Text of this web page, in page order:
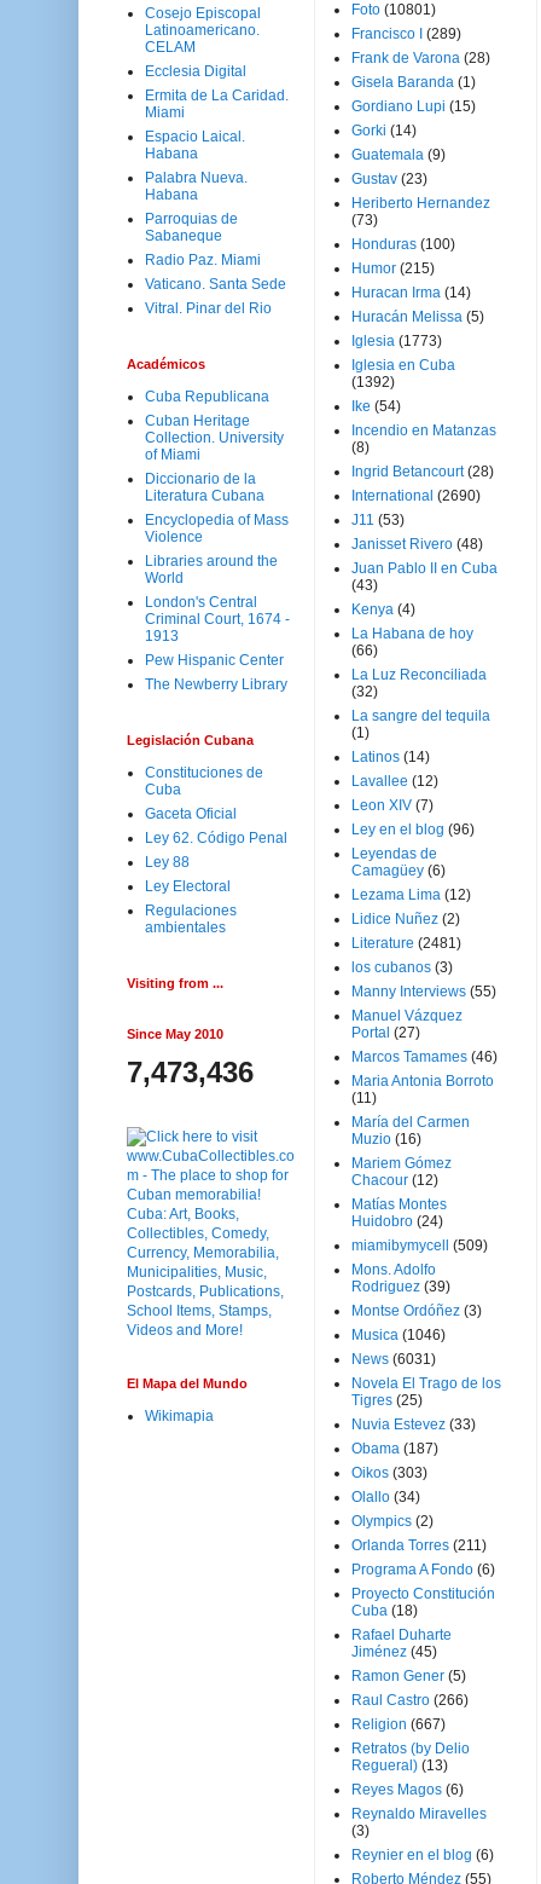
Cosejo Episcopal
Latinoamericano.
CELAM
Ecclesia Digital
Ermita de La Caridad.
Miami
Espacio Laical.
Habana
Palabra Nueva.
Habana
Parroquias de
Sabaneque
Radio Paz. Miami
Vaticano. Santa Sede
Vitral. Pinar del Rio
Académicos
Cuba Republicana
Cuban Heritage
Collection. University
of Miami
Diccionario de la
Literatura Cubana
Encyclopedia of Mass
Violence
Libraries around the
World
London's Central
Criminal Court, 1674 -
1913
Pew Hispanic Center
The Newberry Library
Legislación Cubana
Constituciones de
Cuba
Gaceta Oficial
Ley 62. Código Penal
Ley 88
Ley Electoral
Regulaciones
ambientales
Visiting from ...
Since May 2010
7,473,436
El Mapa del Mundo
Wikimapia
Foto (10801)
Francisco I
(289)
Frank de Varona (28)
Gisela Baranda (1)
Gordiano Lupi (15)
Gorki (14)
Guatemala (9)
Gustav (23)
Heriberto Hernandez
(73)
Honduras (100)
Humor (215)
Huracan Irma (14)
Huracán Melissa (5)
Iglesia (1773)
Iglesia en Cuba
(1392)
Ike (54)
Incendio en Matanzas
(8)
Ingrid Betancourt (28)
International (2690)
J11 (53)
Janisset Rivero (48)
Juan Pablo II en Cuba
(43)
Kenya (4)
La Habana de hoy
(66)
La Luz Reconciliada
(32)
La sangre del tequila
(1)
Latinos (14)
Lavallee (12)
Leon XIV (7)
Ley en el blog (96)
Leyendas de
Camagüey (6)
Lezama Lima (12)
Lidice Nuñez (2)
Literature (2481)
los cubanos (3)
Manny Interviews (55)
Manuel Vázquez
Portal (27)
Marcos Tamames (46)
Maria Antonia Borroto
(11)
María del Carmen
Muzio (16)
Mariem Gómez
Chacour (12)
Matías Montes
Huidobro (24)
miamibymycell
(509)
Mons. Adolfo
Rodriguez (39)
Montse Ordóñez (3)
Musica (1046)
News (6031)
Novela El Trago de los
Tigres (25)
Nuvia Estevez (33)
Obama (187)
Oikos (303)
Olallo (34)
Olympics (2)
Orlanda Torres (211)
Programa A Fondo (6)
Proyecto Constitución
Cuba (18)
Rafael Duharte
Jiménez (45)
Ramon Gener (5)
Raul Castro (266)
Religion (667)
Retratos (by Delio
Regueral) (13)
Reyes Magos (6)
Reynaldo Miravelles
(3)
Reynier en el blog (6)
Roberto Méndez (55)